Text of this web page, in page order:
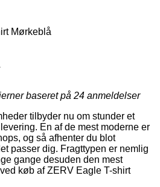
Mørkeblå
baseret på 24 anmeldelser
tilbyder nu om stunder et
En af de mest moderne er
og så afhenter du blot
passer dig. Fragttypen er nemlig
gange desuden den mest
køb af ZERV Eagle T-shirt